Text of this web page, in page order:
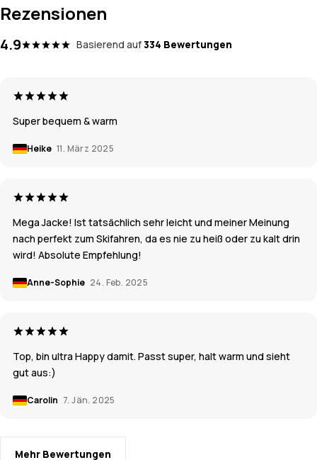
Rezensionen
4.9 Basierend auf334 Bewertungen
Super bequem & warm
Heike 11. März 2025
Mega Jacke! Ist tatsächlich sehr leicht und meiner Meinung
nach perfekt zum Skifahren, da es nie zu heiß oder zu kalt drin
wird! Absolute Empfehlung!
Anne-Sophie 24. Feb. 2025
Top, bin ultra Happy damit. Passt super, halt warm und sieht
gut aus:)
Carolin 7. Jän. 2025
Mehr Bewertungen